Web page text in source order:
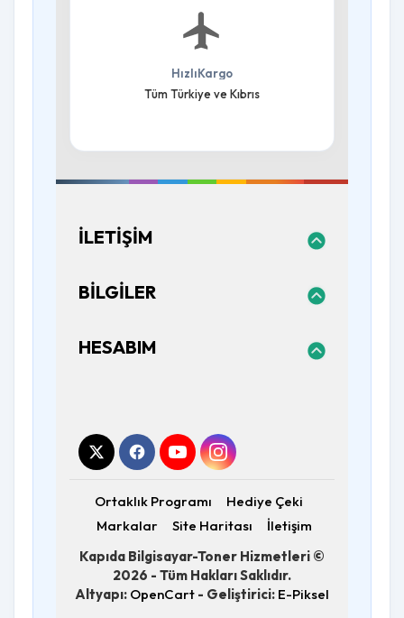
HızlıKargo
Tüm Türkiye ve Kıbrıs
İLETIŞIM
BILGILER
HESABIM
Ortaklık Programı
Hediye Çeki
Markalar
Site Haritası
İletişim
Kapıda Bilgisayar-Toner Hizmetleri ©
2026 - Tüm Hakları Saklıdır.
Altyapı: OpenCart - Geliştirici: E-Piksel